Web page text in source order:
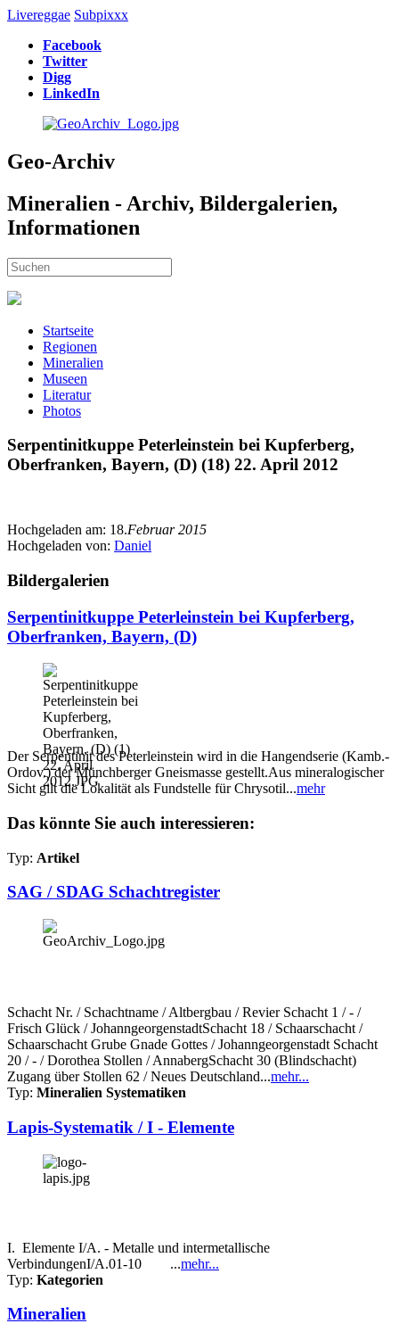
Livereggae Subpixxx
Facebook
Twitter
Digg
LinkedIn
Geo-Archiv
Mineralien - Archiv, Bildergalerien,
Informationen
Startseite
Regionen
Mineralien
Museen
Literatur
Photos
Serpentinitkuppe Peterleinstein bei Kupferberg,
Oberfranken, Bayern, (D) (18) 22. April 2012
Hochgeladen am: 18.Februar 2015
Hochgeladen von: Daniel
Bildergalerien
Serpentinitkuppe Peterleinstein bei Kupferberg,
Oberfranken, Bayern, (D)
Der Serpentinit des Peterleinstein wird in die Hangendserie (Kamb.-
Ordov.) der Münchberger Gneismasse gestellt.Aus mineralogischer
Sicht gilt die Lokalität als Fundstelle für Chrysotil...mehr
Das könnte Sie auch interessieren:
Typ: Artikel
SAG / SDAG Schachtregister
Schacht Nr. / Schachtname / Altbergbau / Revier Schacht 1 / - /
Frisch Glück / JohanngeorgenstadtSchacht 18 / Schaarschacht /
Schaarschacht Grube Gnade Gottes / Johanngeorgenstadt Schacht
20 / - / Dorothea Stollen / AnnabergSchacht 30 (Blindschacht)
Zugang über Stollen 62 / Neues Deutschland...mehr...
Typ: Mineralien Systematiken
Lapis-Systematik / I - Elemente
I. Elemente I/A. - Metalle und intermetallische
VerbindungenI/A.01-10 ...mehr...
Typ: Kategorien
Mineralien